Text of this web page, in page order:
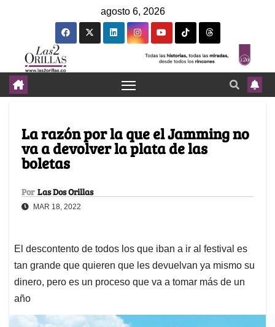
agosto 6, 2026
La razón por la que el Jamming no
va a devolver la plata de las
boletas
Por Las Dos Orillas
MAR 18, 2022
El descontento de todos los que iban a ir al festival es
tan grande que quieren que les devuelvan ya mismo su
dinero, pero es un proceso que va a tomar más de un
año